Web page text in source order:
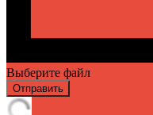
Выберите файл
Отправить